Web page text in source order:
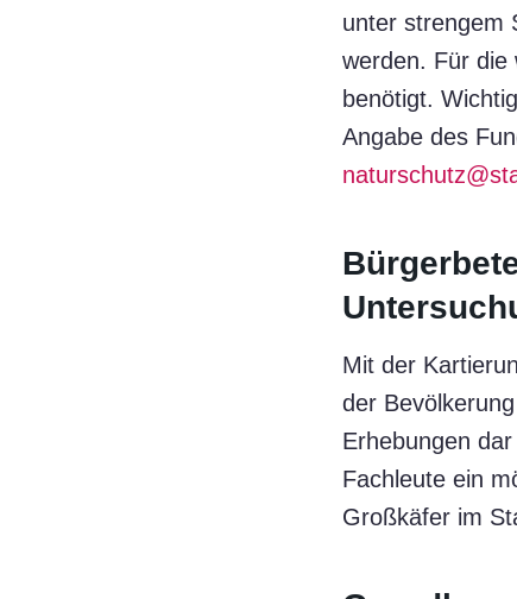
unter strengem
werden. Für die
benötigt.
Angabe des
Mit der
der
Erhebungen
Fachleute ein
Großkäfer im